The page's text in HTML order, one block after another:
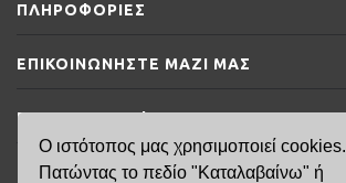
Ο ιστότοπος μας χρησιμοποιεί cookies.
Πατώντας το πεδίο "Καταλαβαίνω" ή
ΠΛΗΡΟΦΟΡΊΕΣ
ΕΠΙΚΟΙΝΩΝΉΣΤΕ ΜΑΖΊ ΜΑΣ
ΕΙΔΙΚΈΣ ΠΡΟΣΦΟΡΈΣ
ΤΕΛΕΥΤΑΊΑ ΝΈΑ